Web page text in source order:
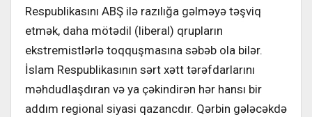
Respublikasını ABŞ ilə razılığa gəlməyə təşviq
etmək, daha mötədil (liberal) qrupların
ekstremistlərlə toqquşmasına səbəb ola bilər.
İslam Respublikasının sərt xətt tərəfdarlarını
məhdudlaşdıran və ya çəkindirən hər hansı bir
addım regional siyasi qazancdır. Qərbin gələcəkdə